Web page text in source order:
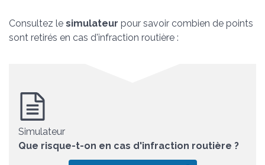
Consultez le simulateur pour savoir combien de points
sont retirés en cas d'infraction routière :
Simulateur
Que risque-t-on en cas d'infraction routière ?